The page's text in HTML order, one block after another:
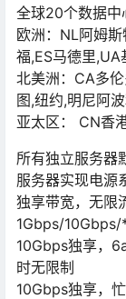
全球20个数据中
欧洲：NL阿姆
福,ES马德里,UA
北美洲：CA多
图,纽约,明尼阿
亚太区： CN香
所有独立服务器
服务器实现电源
独享带宽，无限
1Gbps/
10Gbps独享，
时无限制
10Gbps独享，